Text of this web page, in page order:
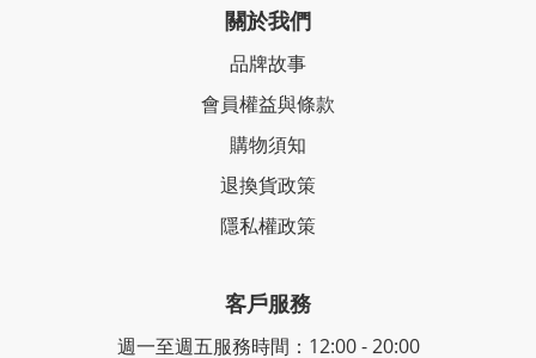
關於我們
品牌故事
會員權益與條款
購物須知
退換貨政策
隱私權政策
客戶服務
週一至週五服務時間：12:00 - 20:00